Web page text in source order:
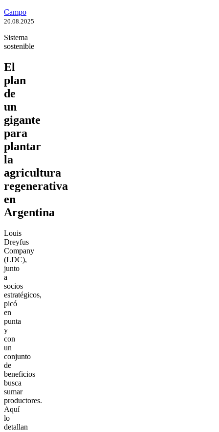
Campo
20.08.2025
Sistema
sostenible
El
plan
de
un
gigante
para
plantar
la
agricultura
regenerativa
en
Argentina
Louis
Dreyfus
Company
(LDC),
junto
a
socios
estratégicos,
picó
en
punta
y
con
un
conjunto
de
beneficios
busca
sumar
productores.
Aquí
lo
detallan